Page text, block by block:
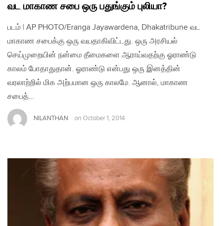
வட மாகாண சபை ஒரு பதுங்கும் புலியா?
படம் | AP PHOTO/Eranga Jayawardena, Dhakatribune வட
மாகாண சபைக்கு ஒரு வயதாகிவிட்டது. ஒரு அரசியல்
செய்முறையின் நன்மை தீமைகளை ஆராய்வதற்கு ஓராண்டு
காலம் போதாதுதான். ஓராண்டு என்பது ஒரு இனத்தின்
வரலாற்றில் மிக அற்பமான ஒரு காலமே. ஆனால், மாகாண
சபைத்…
NILANTHAN on October 1, 2014